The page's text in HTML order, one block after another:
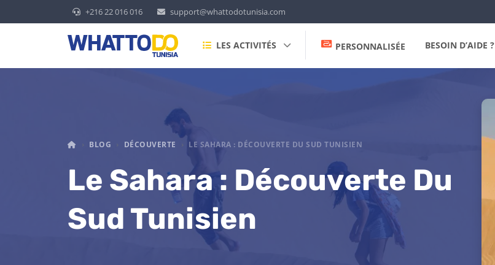
+216 22 016 016 support@whattodotunisia.com
LES ACTIVITÉS PERSONNALISÉE BESOIN D’AIDE ?
WHAT TO DO TUNISIA
BLOG DÉCOUVERTE LE SAHARA : DÉCOUVERTE DU SUD TUNISIEN
Le Sahara : Découverte Du
Sud Tunisien